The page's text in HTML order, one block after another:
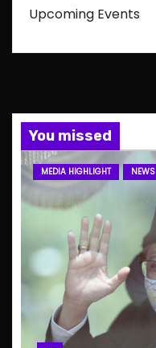
Upcoming Events
You missed
MEDIA HIGHLIGHT NEWS